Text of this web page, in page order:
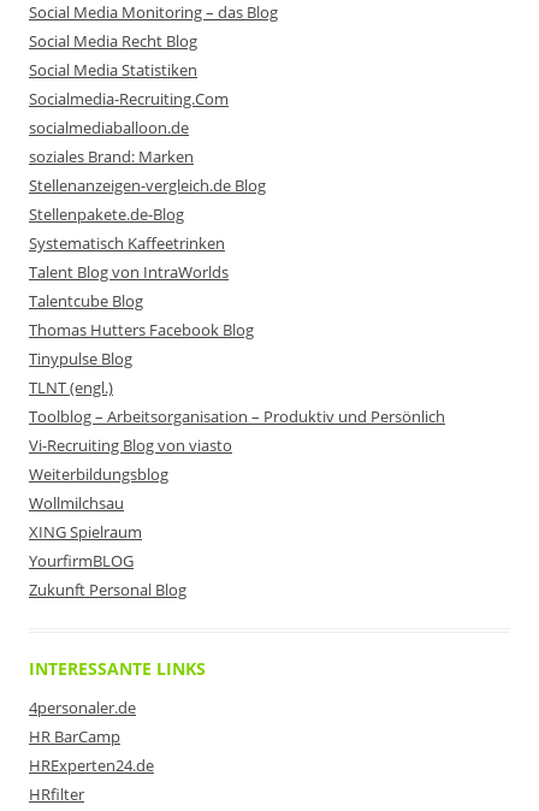
Social Media Monitoring – das Blog
Social Media Recht Blog
Social Media Statistiken
Socialmedia-Recruiting.Com
socialmediaballoon.de
soziales Brand: Marken
Stellenanzeigen-vergleich.de Blog
Stellenpakete.de-Blog
Systematisch Kaffeetrinken
Talent Blog von IntraWorlds
Talentcube Blog
Thomas Hutters Facebook Blog
Tinypulse Blog
TLNT (engl.)
Toolblog – Arbeitsorganisation – Produktiv und Persönlich
Vi-Recruiting Blog von viasto
Weiterbildungsblog
Wollmilchsau
XING Spielraum
YourfirmBLOG
Zukunft Personal Blog
INTERESSANTE LINKS
4personaler.de
HR BarCamp
HRExperten24.de
HRfilter